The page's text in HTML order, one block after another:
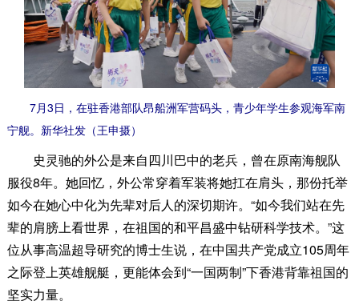
7月3日，在驻香港部队昂船洲军营码头，青少年学生参观海军南
宁舰。新华社发（王申摄）
史灵驰的外公是来自四川巴中的老兵，曾在原南海舰队
服役8年。她回忆，外公常穿着军装将她扛在肩头，那份托举
如今在她心中化为先辈对后人的深切期许。“如今我们站在先
辈的肩膀上看世界，在祖国的和平昌盛中钻研科学技术。”这
位从事高温超导研究的博士生说，在中国共产党成立105周年
之际登上英雄舰艇，更能体会到“一国两制”下香港背靠祖国的
坚实力量。